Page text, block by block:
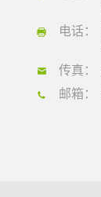
电话：
传真：
邮箱：